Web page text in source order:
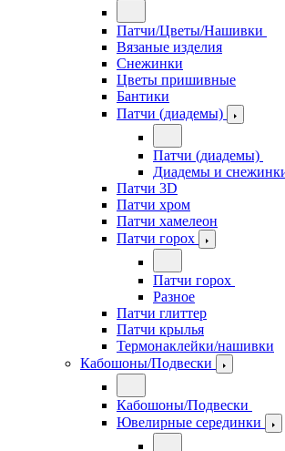
Патчи/Цветы/Нашивки
Вязаные изделия
Снежинки
Цветы пришивные
Бантики
Патчи (диадемы)
Патчи (диадемы)
Диадемы и
Патчи 3D
Патчи хром
Патчи хамелеон
Патчи горох
Патчи горох
Разное
Патчи глиттер
Патчи крылья
Термонаклейки/нашивки
Кабошоны/Подвески
Кабошоны/Подвески
Ювелирные серединки